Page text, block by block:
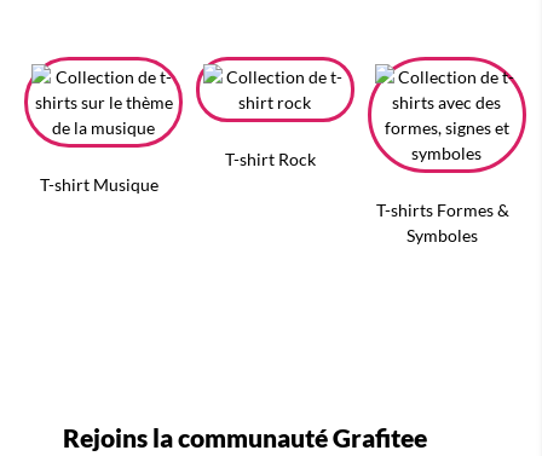
T-shirt Musique
T-shirt Rock
T-shirts Formes &
Symboles
Rejoins la communauté Grafitee